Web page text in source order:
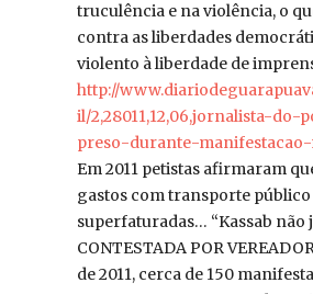
truculência e na violência, o
contra as liberdades
violento à liberdade de
http://
il/2,28011,12,06,jornalista-
preso-durante-
Em 2011 petistas afirmaram
gastos com transporte público
superfaturadas… “Kassab não
CONTESTADA POR
de 2011, cerca de 150